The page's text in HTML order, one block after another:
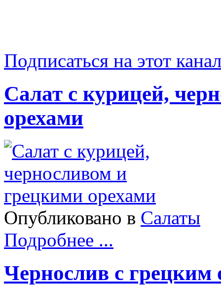
Подписаться на этот
Салат с курицей,
орехами
Опубликовано в Салаты
Подробнее ...
Чернослив с грецким